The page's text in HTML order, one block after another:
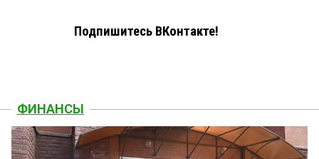
Подпишитесь ВКонтакте!
ФИНАНСЫ